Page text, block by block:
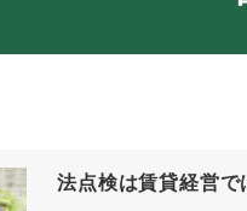
法点検は賃貸経営で